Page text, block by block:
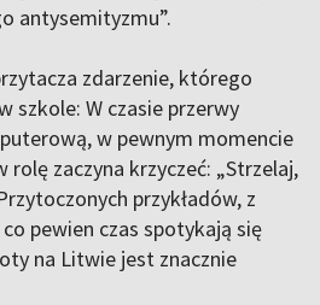
antysemityzmu”.
zdarzenie, którego
szkole: W czasie przerwy
w pewnym momencie
rolę zaczyna krzyczeć: „Strzelaj,
przykładów, z
pewien czas spotykają się
na Litwie jest znacznie